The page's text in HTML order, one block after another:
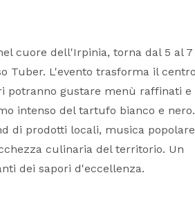
cuore dell'Irpinia, torna dal 5 al 7
Tuber. L'evento trasforma il centro
potranno gustare menù raffinati e
intenso del tartufo bianco e nero.
di prodotti locali, musica popolare
culinaria del territorio. Un
dei sapori d'eccellenza.